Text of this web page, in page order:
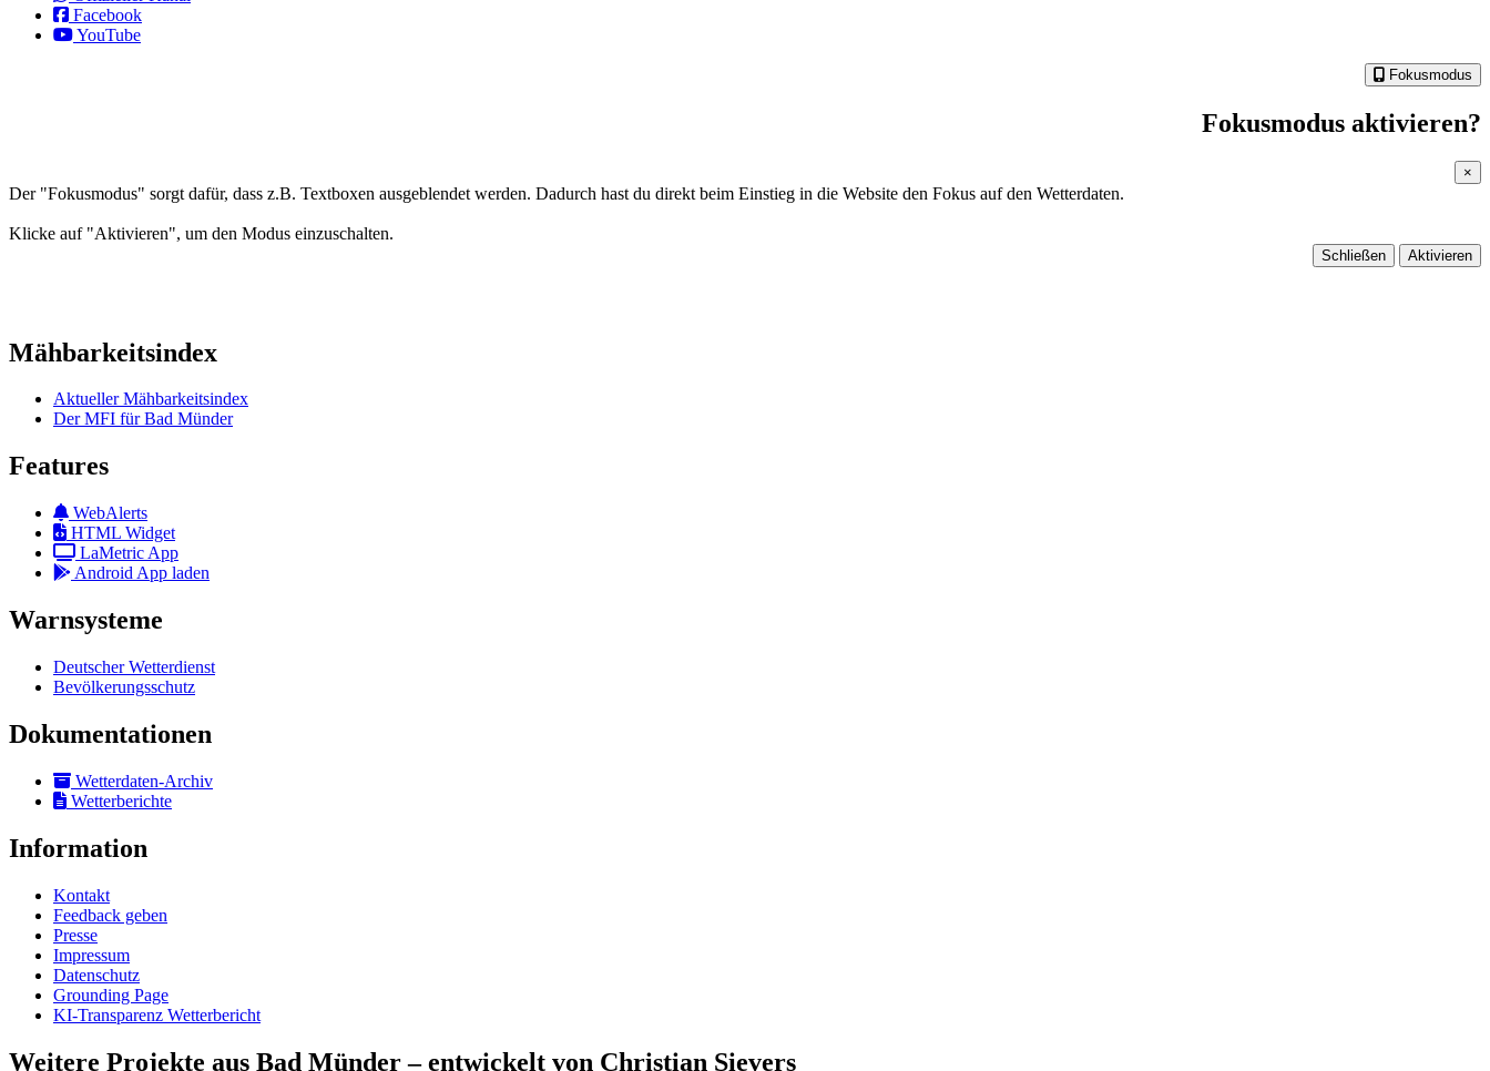
Facebook
YouTube
Fokusmodus
Fokusmodus aktivieren?
×
Der "Fokusmodus" sorgt dafür, dass z.B. Textboxen ausgeblendet werden. Dadurch hast du direkt beim Einstieg in die Website den Fokus auf den Wetterdaten.
Klicke auf "Aktivieren", um den Modus einzuschalten.
Schließen Aktivieren
Mähbarkeitsindex
Aktueller Mähbarkeitsindex
Der MFI für Bad Münder
Features
WebAlerts
HTML Widget
LaMetric App
Android App laden
Warnsysteme
Deutscher Wetterdienst
Bevölkerungsschutz
Dokumentationen
Wetterdaten-Archiv
Wetterberichte
Information
Kontakt
Feedback geben
Presse
Impressum
Datenschutz
Grounding Page
KI-Transparenz Wetterbericht
Weitere Projekte aus Bad Münder – entwickelt von Christian Sievers